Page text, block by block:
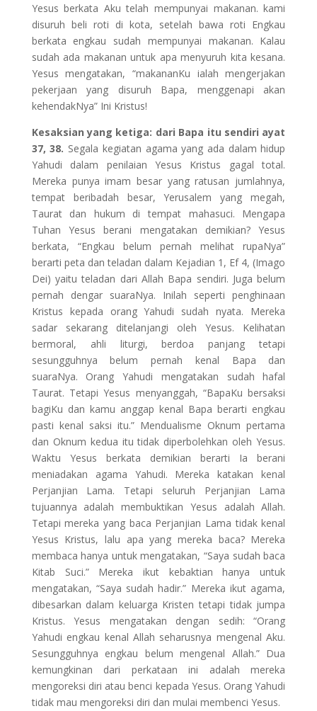
Yesus berkata Aku telah mempunyai makanan. kami
disuruh beli roti di kota, setelah bawa roti Engkau
berkata engkau sudah mempunyai makanan. Kalau
sudah ada makanan untuk apa menyuruh kita kesana.
Yesus mengatakan, “makananKu ialah mengerjakan
pekerjaan yang disuruh Bapa, menggenapi akan
kehendakNya” Ini Kristus!
Kesaksian yang ketiga: dari Bapa itu sendiri ayat
37, 38. Segala kegiatan agama yang ada dalam hidup
Yahudi dalam penilaian Yesus Kristus gagal total.
Mereka punya imam besar yang ratusan jumlahnya,
tempat beribadah besar, Yerusalem yang megah,
Taurat dan hukum di tempat mahasuci. Mengapa
Tuhan Yesus berani mengatakan demikian? Yesus
berkata, “Engkau belum pernah melihat rupaNya”
berarti peta dan teladan dalam Kejadian 1, Ef 4, (Imago
Dei) yaitu teladan dari Allah Bapa sendiri. Juga belum
pernah dengar suaraNya. Inilah seperti penghinaan
Kristus kepada orang Yahudi sudah nyata. Mereka
sadar sekarang ditelanjangi oleh Yesus. Kelihatan
bermoral, ahli liturgi, berdoa panjang tetapi
sesungguhnya belum pernah kenal Bapa dan
suaraNya. Orang Yahudi mengatakan sudah hafal
Taurat. Tetapi Yesus menyanggah, “BapaKu bersaksi
bagiKu dan kamu anggap kenal Bapa berarti engkau
pasti kenal saksi itu.” Mendualisme Oknum pertama
dan Oknum kedua itu tidak diperbolehkan oleh Yesus.
Waktu Yesus berkata demikian berarti Ia berani
meniadakan agama Yahudi. Mereka katakan kenal
Perjanjian Lama. Tetapi seluruh Perjanjian Lama
tujuannya adalah membuktikan Yesus adalah Allah.
Tetapi mereka yang baca Perjanjian Lama tidak kenal
Yesus Kristus, lalu apa yang mereka baca? Mereka
membaca hanya untuk mengatakan, “Saya sudah baca
Kitab Suci.” Mereka ikut kebaktian hanya untuk
mengatakan, “Saya sudah hadir.” Mereka ikut agama,
dibesarkan dalam keluarga Kristen tetapi tidak jumpa
Kristus. Yesus mengatakan dengan sedih: “Orang
Yahudi engkau kenal Allah seharusnya mengenal Aku.
Sesungguhnya engkau belum mengenal Allah.” Dua
kemungkinan dari perkataan ini adalah mereka
mengoreksi diri atau benci kepada Yesus. Orang Yahudi
tidak mau mengoreksi diri dan mulai membenci Yesus.